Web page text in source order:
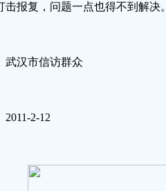
击报复，问题一点也得不到解决。
武汉市信访群众
2011-2-12